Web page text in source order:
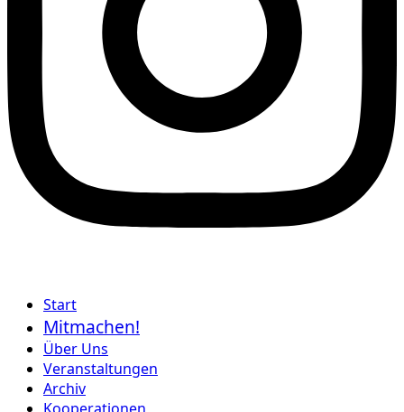
Start
Mitmachen!
Über Uns
Veranstaltungen
Archiv